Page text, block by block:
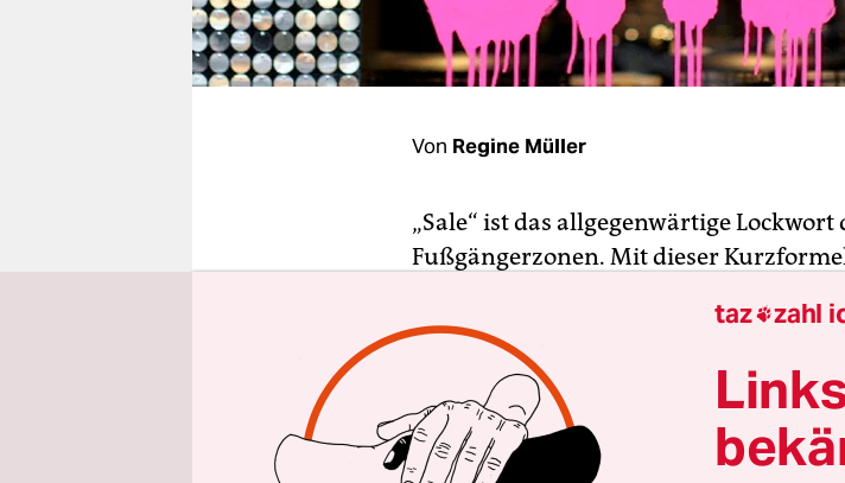
unterstützen
abo
Von Regine Müller
„Sale“ ist das allgegenwärtige
Fußgängerzonen. Mit dieser
Musiktheaterabend übertitelt, in dem
Warencharakter der Kunst nachdenkt
Kaufhaus-Dynastie in Bildern von
Dass Marthaler diesen grandiosen
taz zahl